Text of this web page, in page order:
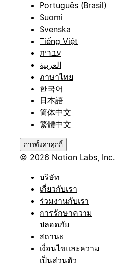
Português (Brasil)
Suomi
Svenska
Tiếng Việt
עברית
العربية
ภาษาไทย
한국어
日本語
简体中文
繁體中文
การตั้งค่าคุกกี้
© 2026 Notion Labs, Inc.
บริษัท
เกี่ยวกับเรา
ร่วมงานกับเรา
การรักษาความ
ปลอดภัย
สถานะ
เงื่อนไขและความ
เป็นส่วนตัว